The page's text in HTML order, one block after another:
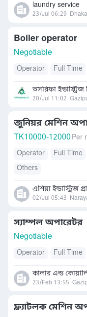
laundry service
23/Jul 06:29
Boiler operator
Negotiable
Operator Full Time
তসরিফা
20/Jul 11:02
জুনিয়র মেশিন
TK10000-12000 Per
Operator
Full Time
Others
এশিয়া ইন্ডাস্ট্রিজ
02/Jul 05:43
স্যাম্পল অপারেটর
Negotiable
Operator Full Time
কালার এন্ড
23/Feb 13:55
ফ্ল্যাটলক মেশিন